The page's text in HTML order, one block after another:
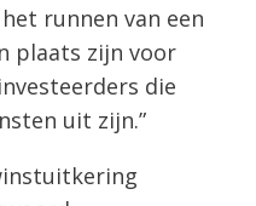
runnen van een
plaats zijn voor
die
uit zijn.”